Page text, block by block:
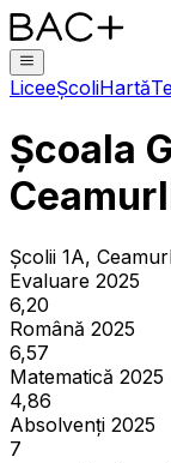
LiceeȘcoliHartă
Școala
Școlii 1A,
Evaluare 2025
6,20
Română 2025
6,57
Matematică 2025
4,86
Absolvenți 2025
7